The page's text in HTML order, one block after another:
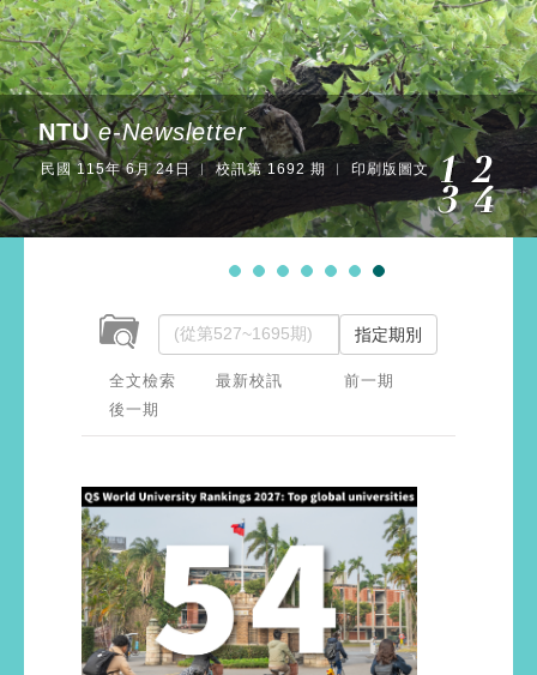
NTUe-Newsletter
民國 115年 6月 24日 ︱ 校訊第 1692 期 ︱ 印刷版圖文
指定期別
全文檢索 最新校訊
前一期
後一期